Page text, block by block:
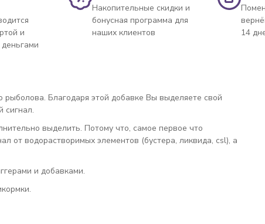
и
Накопительные скидки и
бонусная программа для
наших клиентов
14
Благодаря этой добавке Вы выделяете свой
сигнал.
выделить. Потому что, самое первое что
от водорастворимых элементов (бустера, ликвида, csl), а
и добавками.